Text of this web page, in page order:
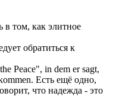
в том, как элитное
обратиться к
Peace", in dem er sagt,
Есть ещё одно,
что надежда - это